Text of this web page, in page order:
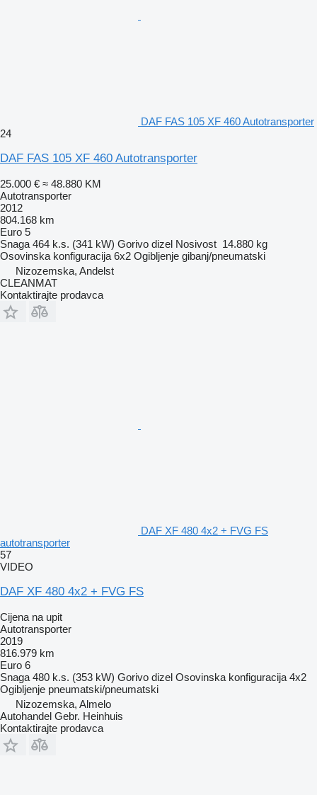
DAF FAS 105 XF 460 Autotransporter
24
DAF FAS 105 XF 460 Autotransporter
25.000 € ≈ 48.880 KM
Autotransporter
2012
804.168 km
Euro 5
Snaga 464 k.s. (341 kW) Gorivo dizel Nosivost 14.880 kg
Osovinska konfiguracija 6x2 Ogibljenje gibanj/pneumatski
Nizozemska, Andelst
CLEANMAT
Kontaktirajte prodavca
DAF XF 480 4x2 + FVG FS
autotransporter
57
VIDEO
DAF XF 480 4x2 + FVG FS
Cijena na upit
Autotransporter
2019
816.979 km
Euro 6
Snaga 480 k.s. (353 kW) Gorivo dizel Osovinska konfiguracija 4x2
Ogibljenje pneumatski/pneumatski
Nizozemska, Almelo
Autohandel Gebr. Heinhuis
Kontaktirajte prodavca